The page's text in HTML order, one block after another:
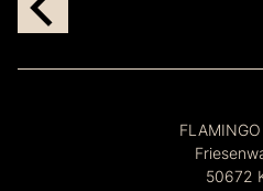
50672